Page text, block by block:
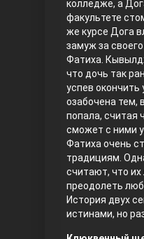
Любовь
колледже, а
факультете
же курсе Дога
замуж за
Фатиха.
что дочь так
успев
озабочена тем,
попала, считая
сможет с ними
Фатиха очень
традициям.
считают, что
преодолеть
История двух
истинами, но